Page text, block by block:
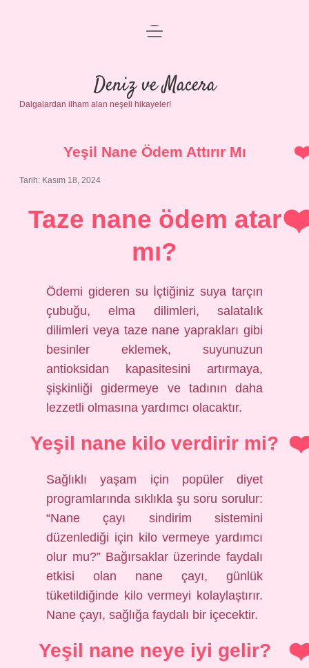
Anasayfa
Gizlilik Politikası
Yasal Uyarı
menüyü
Deniz ve Macera
Dalgalardan ilham alan neşeli hikayeler!
Yeşil Nane Ödem Attırır Mı
Tarih: Kasım 18, 2024
Taze nane ödem atar
mı?
Ödemi gideren su İçtiğiniz suya tarçın
çubuğu, elma dilimleri, salatalık
dilimleri veya taze nane yaprakları gibi
besinler eklemek, suyunuzun
antioksidan kapasitesini artırmaya,
şişkinliği gidermeye ve tadının daha
lezzetli olmasına yardımcı olacaktır.
Yeşil nane kilo verdirir mi?
Sağlıklı yaşam için popüler diyet
programlarında sıklıkla şu soru sorulur:
“Nane çayı sindirim sistemini
düzenlediği için kilo vermeye yardımcı
olur mu?” Bağırsaklar üzerinde faydalı
etkisi olan nane çayı, günlük
tüketildiğinde kilo vermeyi kolaylaştırır.
Nane çayı, sağlığa faydalı bir içecektir.
Yeşil nane neye iyi gelir?